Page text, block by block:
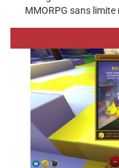
MMORPG sans